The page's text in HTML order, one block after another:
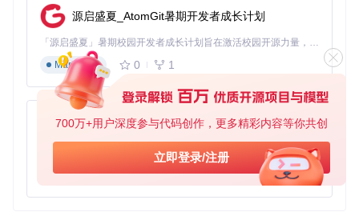
700万+用户深度参与代码创作，更多精彩内容等你共创
立即登录/注册
源启盛夏_AtomGit暑期开发者成长计划
「源启盛夏」暑期校园开发者成长计划旨在激活校园开源力量，通过积分激励、认证扶持、资源倾斜等形式，引导高校组织和开发者完成「入驻 — 建项目 — 做贡献 — 获认证 — 得资源」的完整闭环。无论你是想带领社团入驻平台的组织者，还是希望用代码贡献证明自己的开发者，都能在这里找到属于你的成长路径。
Markdown
0 1
py-xiaozhi
基于Python的Xiaozhi AI，适用于想要完整Xiaozhi体验而无需拥有专用硬件的用户。
Python
0 1